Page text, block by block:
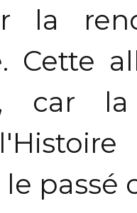
la
Cette
car
passé